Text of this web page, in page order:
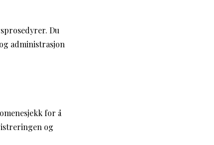
Du
administrasjon
for å
og